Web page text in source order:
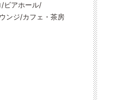
ビアホール
ンジ カフェ・茶房